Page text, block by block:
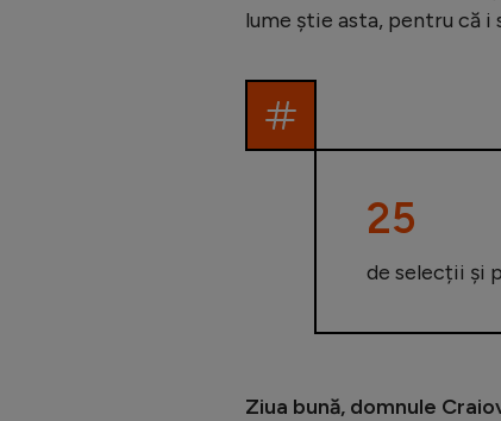
lume știe asta, pentru că i
25
de selecții și
Ziua bună, domnule